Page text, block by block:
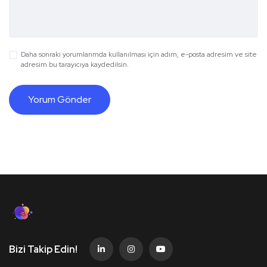
Daha sonraki yorumlarımda kullanılması için adım, e-posta adresim ve site
adresim bu tarayıcıya kaydedilsin.
Bizi Takip Edin!